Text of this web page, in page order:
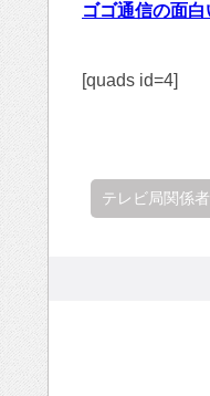
ゴゴ通信の面
[quads id=4]
テレビ局関係者